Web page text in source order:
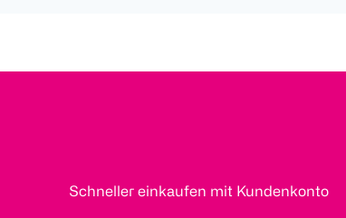
Schneller einkaufen mit Kundenkonto